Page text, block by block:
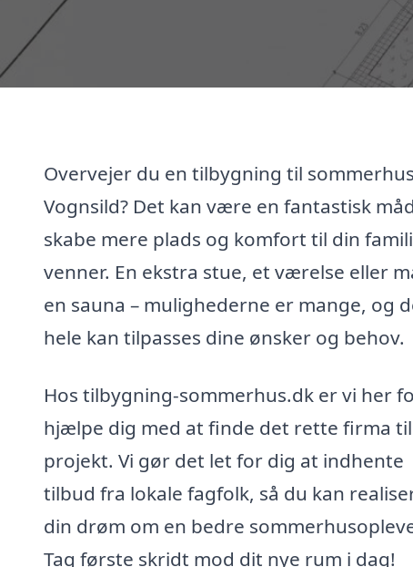
Overvejer du en tilbygning til
Vognsild? Det kan være en fantastisk
skabe mere plads og komfort til din
venner. En ekstra stue, et værelse eller
en sauna – mulighederne er mange, og
hele kan tilpasses dine ønsker og behov.
Hos tilbygning-sommerhus.dk er vi her
hjælpe dig med at finde det rette firma
projekt. Vi gør det let for dig at indhente
tilbud fra lokale fagfolk, så du kan
din drøm om en bedre
Tag første skridt mod dit nye rum i dag!